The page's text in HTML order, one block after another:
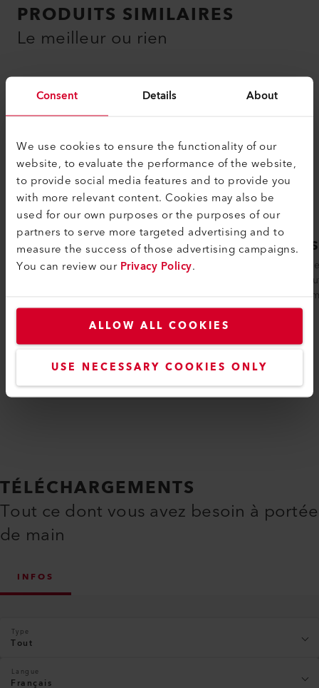
Consent Details About
We use cookies to ensure the functionality of our
website, to evaluate the performance of the website,
to provide social media features and to provide you
with more relevant content. Cookies may also be
used for our own purposes or the purposes of our
partners to serve more targeted advertising and to
measure the success of those advertising campaigns.
You can review ourPrivacy Policy.
ALLOW ALL COOKIES
USE NECESSARY COOKIES ONLY
PRODUITS SIMILAIRES
Le meilleur ou rien
COMET 700
La soudeuse automatique à panne
Comparer
La
LQS
TÉLÉCHARGEMENTS
Tout ce dont vous avez besoin à portée
de main
INFOS
Type
Tout
Langue
Français